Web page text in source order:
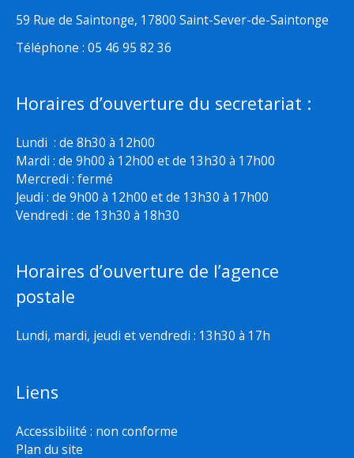
59 Rue de Saintonge, 17800 Saint-Sever-de-Saintonge
Téléphone : 05 46 95 82 36
Horaires d’ouverture du secretariat :
Lundi : de 8h30 à 12h00
Mardi : de 9h00 à 12h00 et de 13h30 à 17h00
Mercredi : fermé
Jeudi : de 9h00 à 12h00 et de 13h30 à 17h00
Vendredi : de 13h30 à 18h30
Horaires d’ouverture de l’agence
postale
Lundi, mardi, jeudi et vendredi : 13h30 à 17h
Liens
Accessibilité : non conforme
Plan du site